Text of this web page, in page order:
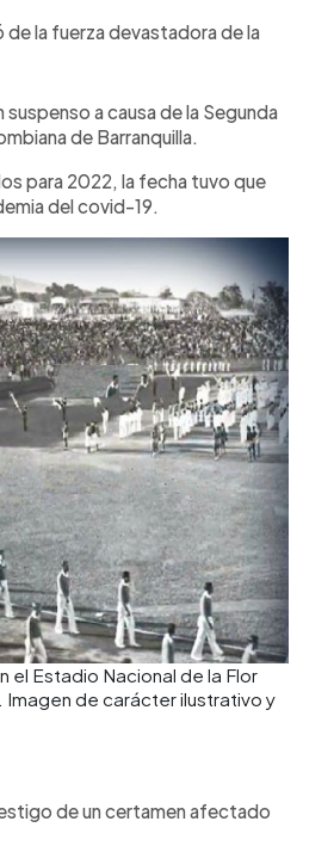
de la fuerza devastadora de la
a causa de la Segunda
de Barranquilla.
para 2022, la fecha tuvo que
del covid-19.
el Estadio Nacional de la Flor
Imagen de carácter ilustrativo y
de un certamen afectado